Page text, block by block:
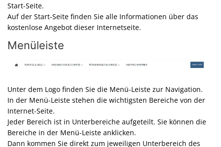
Start-Seite.
Auf der Start-Seite finden Sie alle Informationen über das
kostenlose Angebot dieser Internetseite.
Menüleiste
Unter dem Logo finden Sie die Menü-Leiste zur Navigation.
In der Menü-Leiste stehen die wichtigsten Bereiche von der
Internet-Seite.
Jeder Bereich ist in Unterbereiche aufgeteilt. Sie können die
Bereiche in der Menü-Leiste anklicken.
Dann kommen Sie direkt zum jeweiligen Unterbereich des